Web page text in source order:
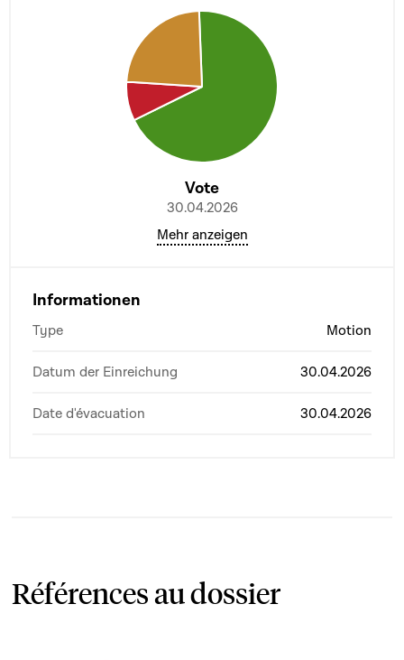
Vote
30.04.2026
Mehr anzeigen
Informationen
Type Motion
Datum der Einreichung 30.04.2026
Date d'évacuation 30.04.2026
Références au dossier